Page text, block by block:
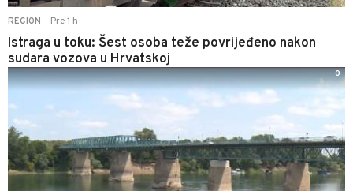
REGION Pre 1 h
Istraga u toku: Šest osoba teže povrijeđeno nakon
sudara vozova u Hrvatskoj
0